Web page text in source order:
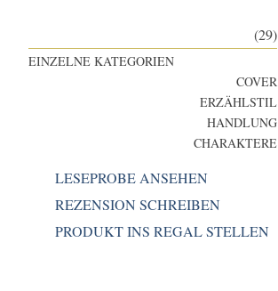
(29)
EINZELNE KATEGORIEN
COVER
ERZÄHLSTIL
HANDLUNG
CHARAKTERE
LESEPROBE ANSEHEN
REZENSION SCHREIBEN
PRODUKT INS REGAL STELLEN